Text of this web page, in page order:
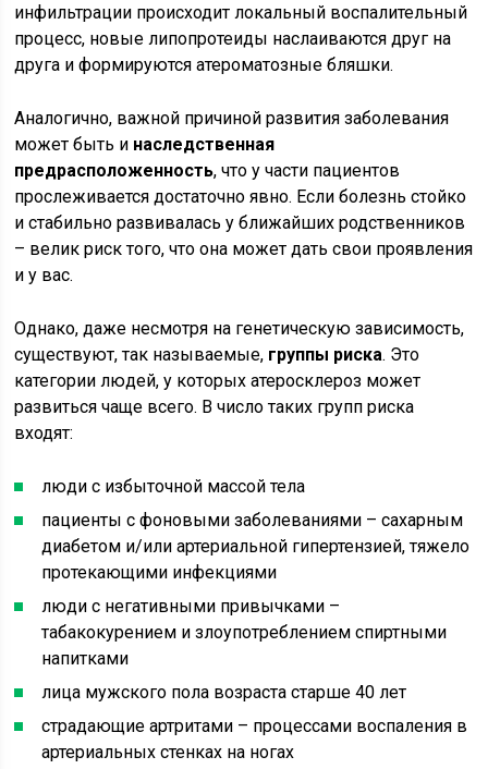
инфильтрации происходит локальный воспалительный
процесс, новые липопротеиды наслаиваются друг на
друга и формируются атероматозные бляшки.
Аналогично, важной причиной развития заболевания
может быть и наследственная
предрасположенность, что у части пациентов
прослеживается достаточно явно. Если болезнь стойко
и стабильно развивалась у ближайших родственников
– велик риск того, что она может дать свои проявления
и у вас.
Однако, даже несмотря на генетическую зависимость,
существуют, так называемые, группы риска. Это
категории людей, у которых атеросклероз может
развиться чаще всего. В число таких групп риска
входят:
люди с избыточной массой тела
пациенты с фоновыми заболеваниями – сахарным
диабетом и/или артериальной гипертензией, тяжело
протекающими инфекциями
люди с негативными привычками –
табакокурением и злоупотреблением спиртными
напитками
лица мужского пола возраста старше 40 лет
страдающие артритами – процессами воспаления в
артериальных стенках на ногах